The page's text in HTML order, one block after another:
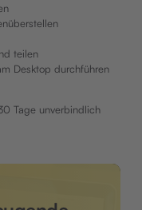
teilen
Desktop durchführen
Tage unverbindlich